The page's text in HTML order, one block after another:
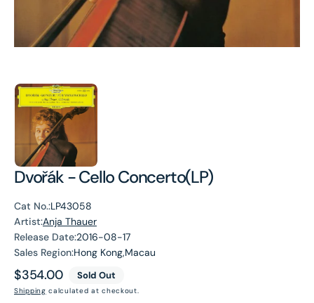
Dvořák - Cello Concerto(LP)
Cat No.:LP43058
Artist:Anja Thauer
Release Date:2016-08-17
Sales Region:Hong Kong,Macau
Regular
price
$354.00 Sold Out
Shipping calculated at checkout.